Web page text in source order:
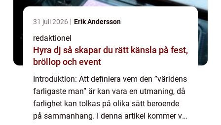
31 juli 2026 Erik Andersson
redaktionel
Hyra dj så skapar du rätt känsla på fest,
bröllop och event
Introduktion: Att definiera vem den ”världens
farligaste man” är kan vara en utmaning, då
farlighet kan tolkas på olika sätt beroende
på sammanhang. I denna artikel kommer vi